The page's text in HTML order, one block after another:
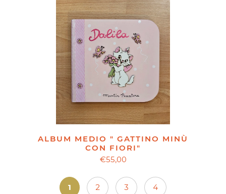
ALBUM MEDIO " GATTINO MINÙ
CON FIORI"
€55,00
1 2 3 4